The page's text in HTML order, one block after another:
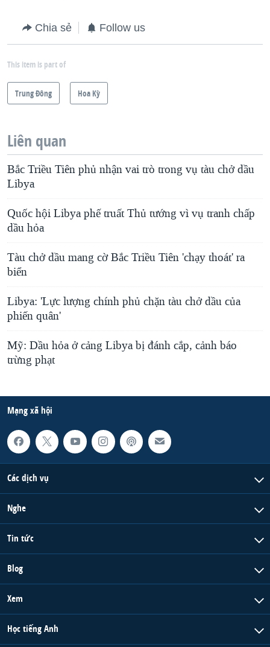
Chia sẻ Follow us
This item is part of
Trung Ðông Hoa Kỳ
Liên quan
Bắc Triều Tiên phủ nhận vai trò trong vụ tàu chở dầu
Libya
Quốc hội Libya phế truất Thủ tướng vì vụ tranh chấp
dầu hỏa
Tàu chở dầu mang cờ Bắc Triều Tiên 'chạy thoát' ra
biển
Libya: 'Lực lượng chính phủ chặn tàu chở dầu của
phiến quân'
Mỹ: Dầu hỏa ở cảng Libya bị đánh cắp, cảnh báo
trừng phạt
Mạng xã hội
Các dịch vụ
Nghe
Tin tức
Blog
Xem
Học tiếng Anh